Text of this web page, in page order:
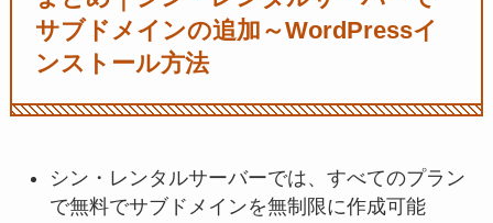
サブドメインの追加～WordPressイ
ンストール方法
シン・レンタルサーバーでは、すべてのプラン
で無料でサブドメインを無制限に作成可能